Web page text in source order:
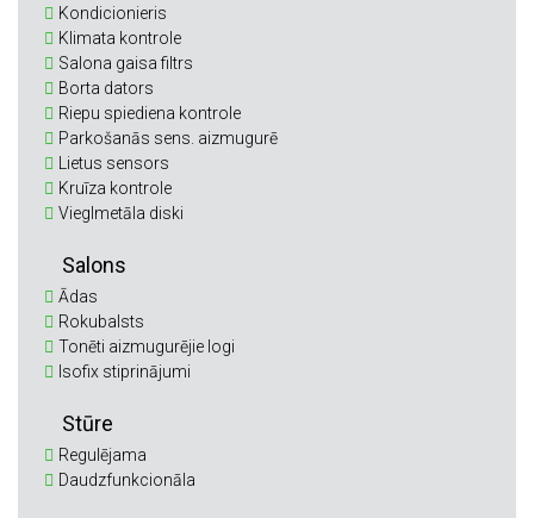
Kondicionieris
Klimata kontrole
Salona gaisa filtrs
Borta dators
Riepu spiediena kontrole
Parkošanās sens. aizmugurē
Lietus sensors
Kruīza kontrole
Vieglmetāla diski
Salons
Ādas
Rokubalsts
Tonēti aizmugurējie logi
Isofix stiprinājumi
Stūre
Regulējama
Daudzfunkcionāla